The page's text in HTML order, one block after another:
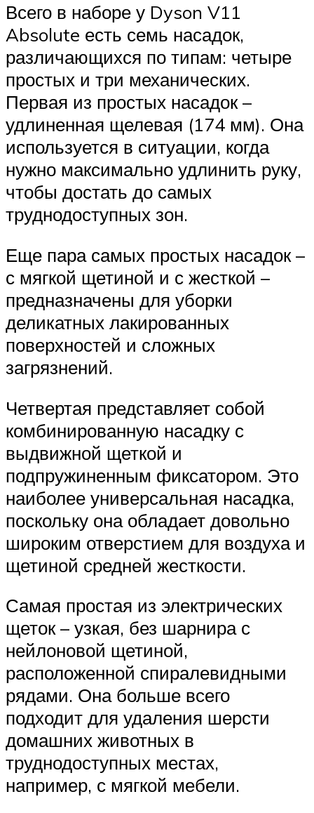
Всего в наборе у Dyson V11
Absolute есть семь насадок,
различающихся по типам: четыре
простых и три механических.
Первая из простых насадок –
удлиненная щелевая (174 мм). Она
используется в ситуации, когда
нужно максимально удлинить руку,
чтобы достать до самых
труднодоступных зон.
Еще пара самых простых насадок –
с мягкой щетиной и с жесткой –
предназначены для уборки
деликатных лакированных
поверхностей и сложных
загрязнений.
Четвертая представляет собой
комбинированную насадку с
выдвижной щеткой и
подпружиненным фиксатором. Это
наиболее универсальная насадка,
поскольку она обладает довольно
широким отверстием для воздуха и
щетиной средней жесткости.
Самая простая из электрических
щеток – узкая, без шарнира с
нейлоновой щетиной,
расположенной спиралевидными
рядами. Она больше всего
подходит для удаления шерсти
домашних животных в
труднодоступных местах,
например, с мягкой мебели.